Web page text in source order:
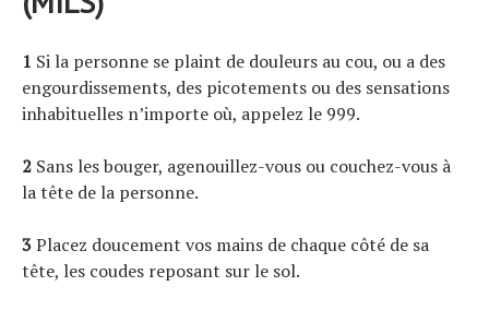
1 Si la personne se plaint de douleurs au cou, ou a des
engourdissements, des picotements ou des sensations
inhabituelles n’importe où, appelez le 999.
2 Sans les bouger, agenouillez-vous ou couchez-vous à
la tête de la personne.
3Placez doucement vos mains de chaque côté de sa
tête, les coudes reposant sur le sol.